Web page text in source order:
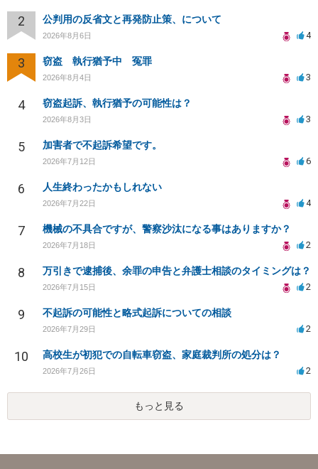
2 公判用の反省文と再発防止策、について
2026年8月6日 4
3 窃盗 執行猶予中 冤罪
2026年8月4日 3
4 窃盗起訴、執行猶予の可能性は？
2026年8月3日 3
5 加害者で不起訴希望です。
2026年7月12日 6
6 人生終わったかもしれない
2026年7月22日 4
7 機械の不具合ですが、警察沙汰になる事はありますか？
2026年7月18日 2
8 万引きで逮捕後、余罪の申告と弁護士相談のタイミングは？
2026年7月15日 2
9 不起訴の可能性と略式起訴についての相談
2026年7月29日 2
10 高校生が初犯での自転車窃盗、家庭裁判所の処分は？
2026年7月26日 2
もっと見る